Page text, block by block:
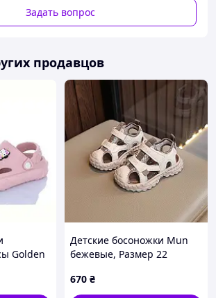
в замерах +/- 1-2 мм
делаем контрольный замер!
Задать вопрос
продавцов
Golden
Детские босоножки Mun
бежевые, Размер 22
670 ₴